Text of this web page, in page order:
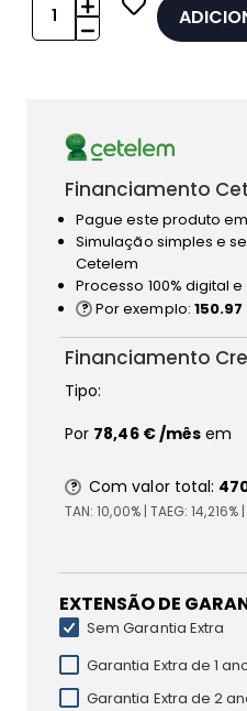
Financiamento
Pague este produto
Simulação simples e
Cetelem
Processo 100% digital
Por exemplo:
Financiamento
Tipo:
Por 78,46 €/mês em
Com valor total:
TAN:10,00%| TAEG:14,216%|
EXTENSÃO DE
Sem Garantia Extra
Garantia Extra de 1
Garantia Extra de 2